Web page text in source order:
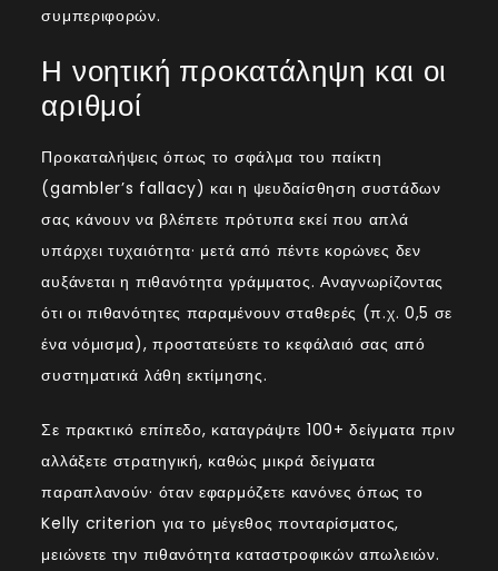
συμπεριφορών.
Η νοητική προκατάληψη και οι
αριθμοί
Προκαταλήψεις όπως το σφάλμα του παίκτη
(gambler’s fallacy) και η ψευδαίσθηση συστάδων
σας κάνουν να βλέπετε πρότυπα εκεί που απλά
υπάρχει τυχαιότητα· μετά από πέντε κορώνες δεν
αυξάνεται η πιθανότητα γράμματος. Αναγνωρίζοντας
ότι οι πιθανότητες παραμένουν σταθερές (π.χ. 0,5 σε
ένα νόμισμα), προστατεύετε το κεφάλαιό σας από
συστηματικά λάθη εκτίμησης.
Σε πρακτικό επίπεδο, καταγράψτε 100+ δείγματα πριν
αλλάξετε στρατηγική, καθώς μικρά δείγματα
παραπλανούν· όταν εφαρμόζετε κανόνες όπως το
Kelly criterion για το μέγεθος πονταρίσματος,
μειώνετε την πιθανότητα καταστροφικών απωλειών.